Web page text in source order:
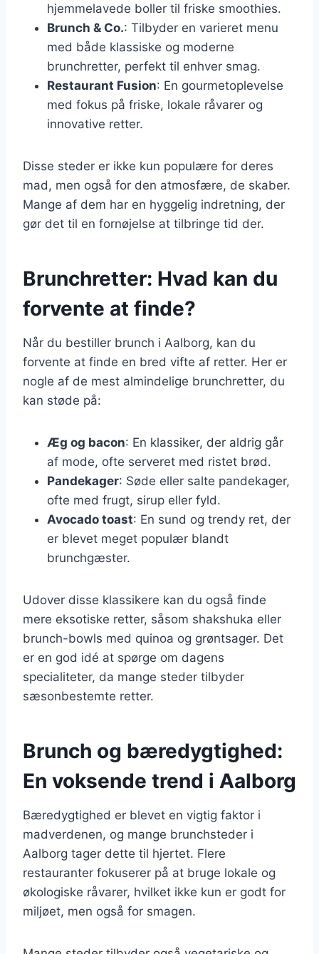
hjemmelavede boller til friske smoothies.
Brunch & Co.: Tilbyder en varieret menu
med både klassiske og moderne
brunchretter, perfekt til enhver smag.
Restaurant Fusion: En gourmetoplevelse
med fokus på friske, lokale råvarer og
innovative retter.
Disse steder er ikke kun populære for deres
mad, men også for den atmosfære, de skaber.
Mange af dem har en hyggelig indretning, der
gør det til en fornøjelse at tilbringe tid der.
Brunchretter: Hvad kan du
forvente at finde?
Når du bestiller brunch i Aalborg, kan du
forvente at finde en bred vifte af retter. Her er
nogle af de mest almindelige brunchretter, du
kan støde på:
Æg og bacon: En klassiker, der aldrig går
af mode, ofte serveret med ristet brød.
Pandekager: Søde eller salte pandekager,
ofte med frugt, sirup eller fyld.
Avocado toast: En sund og trendy ret, der
er blevet meget populær blandt
brunchgæster.
Udover disse klassikere kan du også finde
mere eksotiske retter, såsom shakshuka eller
brunch-bowls med quinoa og grøntsager. Det
er en god idé at spørge om dagens
specialiteter, da mange steder tilbyder
sæsonbestemte retter.
Brunch og bæredygtighed:
En voksende trend i Aalborg
Bæredygtighed er blevet en vigtig faktor i
madverdenen, og mange brunchsteder i
Aalborg tager dette til hjertet. Flere
restauranter fokuserer på at bruge lokale og
økologiske råvarer, hvilket ikke kun er godt for
miljøet, men også for smagen.